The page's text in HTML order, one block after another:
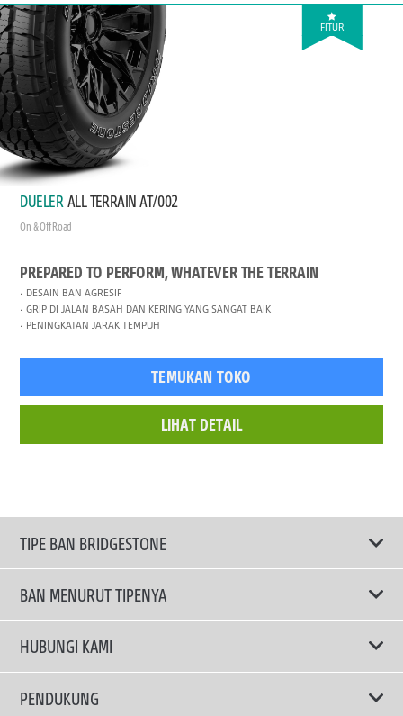
FITUR
DUELER ALL TERRAIN AT/002
On & Off Road
PREPARED TO PERFORM, WHATEVER THE TERRAIN
DESAIN BAN AGRESIF
GRIP DI JALAN BASAH DAN KERING YANG SANGAT BAIK
PENINGKATAN JARAK TEMPUH
TEMUKAN TOKO
LIHAT DETAIL
TIPE BAN BRIDGESTONE
BAN MENURUT TIPENYA
Ban ENLITEN
Ban Performa
HUBUNGI KAMI
Email Kami
PENDUKUNG